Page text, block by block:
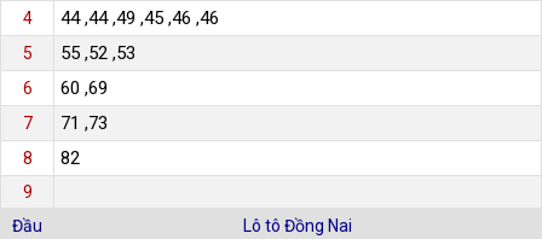
4 44 ,44 ,49 ,45 ,46 ,46
5 55 ,52 ,53
6 60 ,69
7 71 ,73
8 82
9
Đầu
Lô tô Đồng Nai